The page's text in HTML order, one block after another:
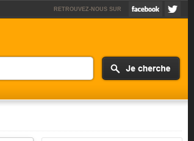
RETROUVEZ-NOUS SUR